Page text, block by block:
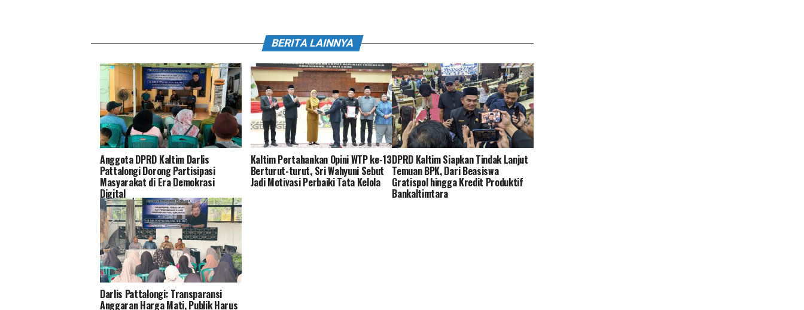
BERITA LAINNYA
Anggota DPRD Kaltim Darlis
Pattalongi Dorong Partisipasi
Masyarakat di Era Demokrasi
Digital
Kaltim Pertahankan Opini WTP ke-13
Berturut-turut, Sri Wahyuni Sebut
Jadi Motivasi Perbaiki Tata Kelola
DPRD Kaltim Siapkan Tindak Lanjut
Temuan BPK, Dari Beasiswa
Gratispol hingga Kredit Produktif
Bankaltimtara
Darlis Pattalongi: Transparansi
Anggaran Harga Mati, Publik Harus